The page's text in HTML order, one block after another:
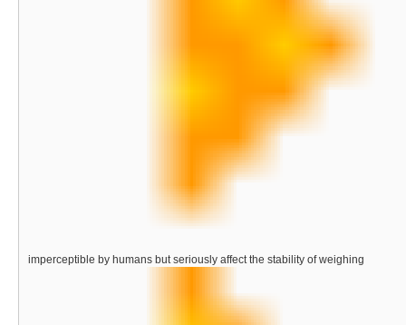
imperceptible by humans but seriously affect the stability of weighing